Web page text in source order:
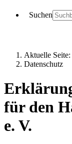
Suchen
Aktuelle Seite:
Datenschutz
für den
e. V.